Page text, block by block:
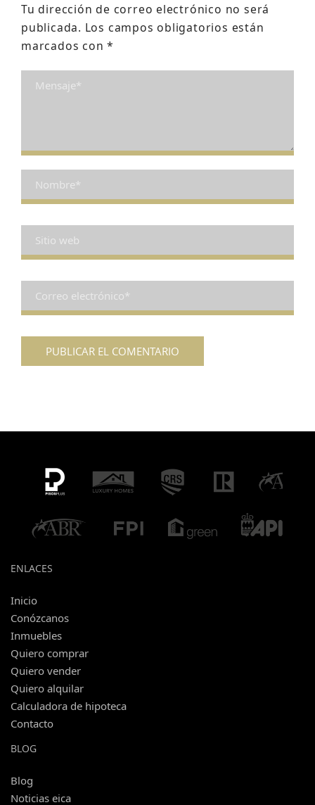
Tu dirección de correo electrónico no será
publicada. Los campos obligatorios están
marcados con*
ENLACES
Inicio
Conózcanos
Inmuebles
Quiero comprar
Quiero vender
Quiero alquilar
Calculadora de hipoteca
Contacto
BLOG
Blog
Noticias eica